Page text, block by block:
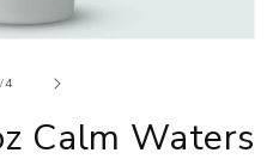
/de
4
Calm Waters